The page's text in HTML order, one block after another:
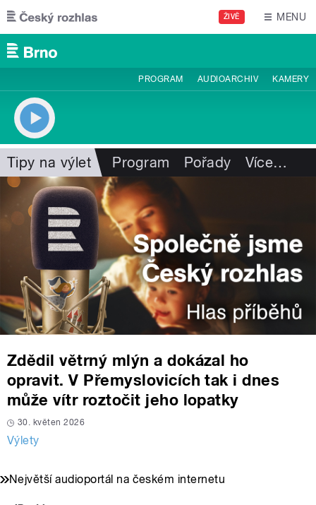
Přejít k hlavnímu obsahu
ŽIVĚ MENU
PROGRAM AUDIOARCHIV KAMERY
Tipy na výlet Program Pořady Více…
Zdědil větrný mlýn a dokázal ho
opravit. V Přemyslovicích tak i dnes
může vítr roztočit jeho lopatky
30. květen 2026
Výlety
Největší audioportál na českém internetu